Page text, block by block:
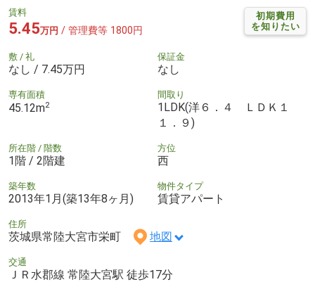
初期費用
を知りたい
賃料
5.45万円 / 管理費等 1800円
敷 / 礼
なし / 7.45万円
保証金
なし
専有面積
45.12m2
間取り
1LDK(洋６．４ ＬＤＫ１
１．９)
所在階 / 階数
1階 / 2階建
方位
西
築年数
2013年1月(築13年8ヶ月)
物件タイプ
賃貸アパート
住所
茨城県常陸大宮市栄町 地図
交通
ＪＲ水郡線 常陸大宮駅 徒歩17分